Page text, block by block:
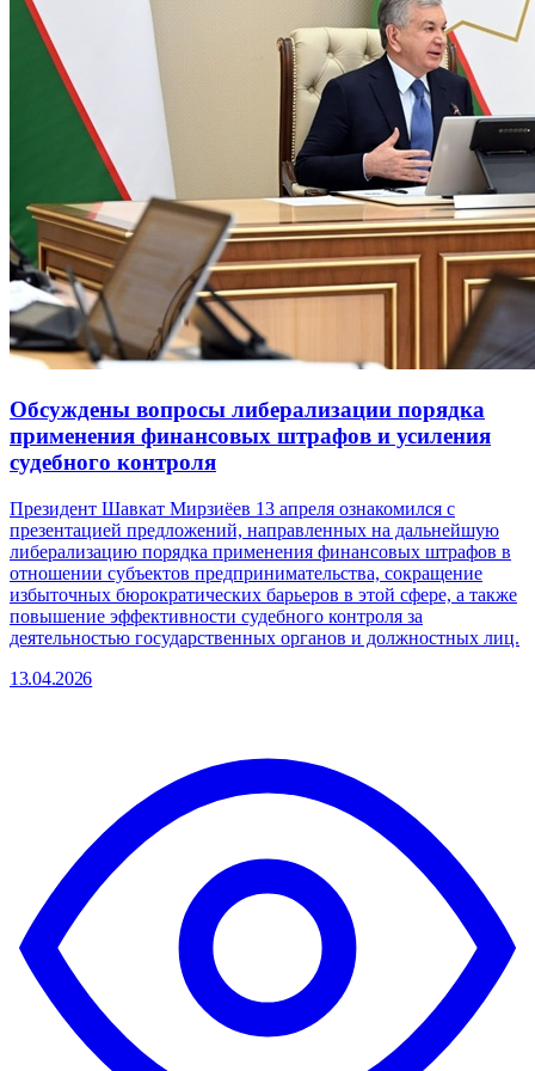
Обсуждены вопросы либерализации порядка
применения финансовых штрафов и усиления
судебного контроля
Президент Шавкат Мирзиёев 13 апреля ознакомился с
презентацией предложений, направленных на дальнейшую
либерализацию порядка применения финансовых штрафов в
отношении субъектов предпринимательства, сокращение
избыточных бюрократических барьеров в этой сфере, а также
повышение эффективности судебного контроля за
деятельностью государственных органов и должностных лиц.
13.04.2026